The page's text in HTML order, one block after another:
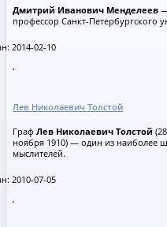
Дмитрий Иванович Менделеев
профессор Санкт-Петербургского
2014-02-10
Лев Николаевич Толстой
ГрафЛев Николаевич Толстой
ноября 1910) — один из наиболее
мыслителей.
2010-07-05